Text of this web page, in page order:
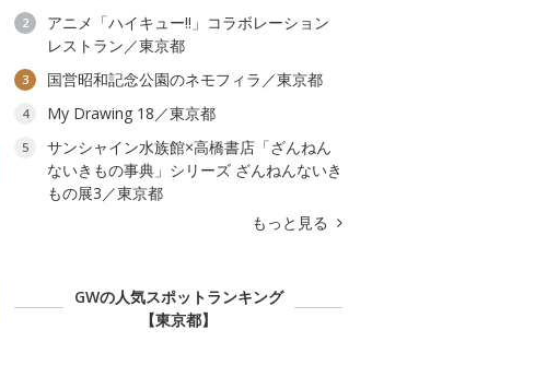
2
アニメ「ハイキュー!!」コラボレーション
レストラン／東京都
3 国営昭和記念公園のネモフィラ／東京都
4 My Drawing 18／東京都
5
サンシャイン水族館×高橋書店「ざんねん
ないきもの事典」シリーズ ざんねんないき
もの展3／東京都
もっと見る
GWの人気スポットランキング
【東京都】